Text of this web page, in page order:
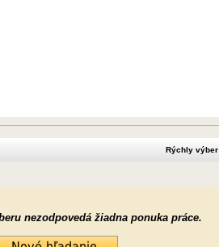
Rýchly výber
nezodpovedá žiadna ponuka práce.